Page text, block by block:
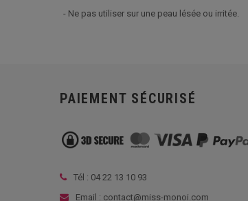
- Ne pas utiliser sur une peau lésée ou irritée.
PAIEMENT SÉCURISÉ
Tél : 04 22 13 10 93
Email : contact@miss-monoi.com